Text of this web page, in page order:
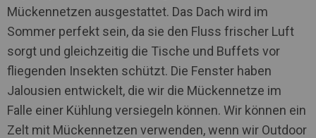
Mückennetzen ausgestattet. Das Dach wird im
Sommer perfekt sein, da sie den Fluss frischer Luft
sorgt und gleichzeitig die Tische und Buffets vor
fliegenden Insekten schützt. Die Fenster haben
Jalousien entwickelt, die wir die Mückennetze im
Falle einer Kühlung versiegeln können. Wir können ein
Zelt mit Mückennetzen verwenden, wenn wir Outdoor